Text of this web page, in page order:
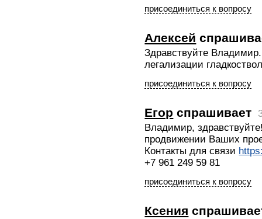
присоединиться к вопросу
Алексей
Здравствуйте
легализации
присоединиться к вопросу
Егор спрашивает
Владимир,
продвижении Ваших
Контакты для связи
+7 961 249 59 81
присоединиться к вопросу
Ксения